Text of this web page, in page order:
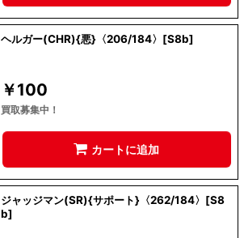
ヘルガー(CHR){悪}〈206/184〉[S8b]
￥100
買取募集中！
カートに追加
ジャッジマン(SR){サポート}〈262/184〉[S8
b]